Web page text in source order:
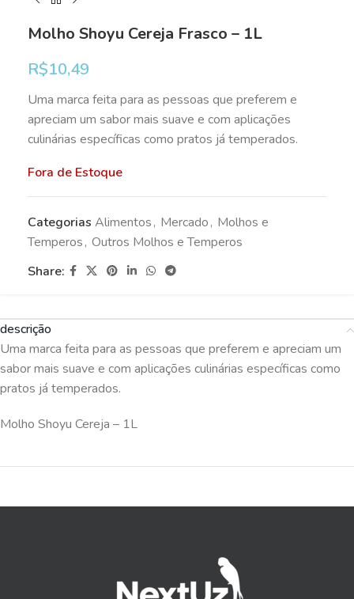
Molho Shoyu Cereja Frasco – 1L
R$10,49
Uma marca feita para as pessoas que preferem e
apreciam um sabor mais suave e com aplicações
culinárias específicas como pratos já temperados.
Fora de Estoque
Categorias Alimentos, Mercado, Molhos e
Temperos, Outros Molhos e Temperos
Share:
descrição
Uma marca feita para as pessoas que preferem e apreciam um
sabor mais suave e com aplicações culinárias específicas como
pratos já temperados.
Molho Shoyu Cereja – 1L